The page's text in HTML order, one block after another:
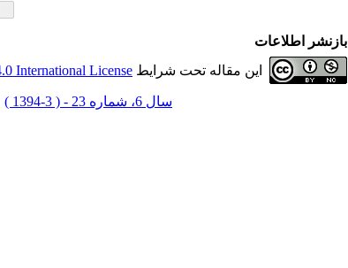
بازنشر اطلاعات
این مقاله تحت شرایط International License
سال 6، شماره 23 - ( 3-1394 )